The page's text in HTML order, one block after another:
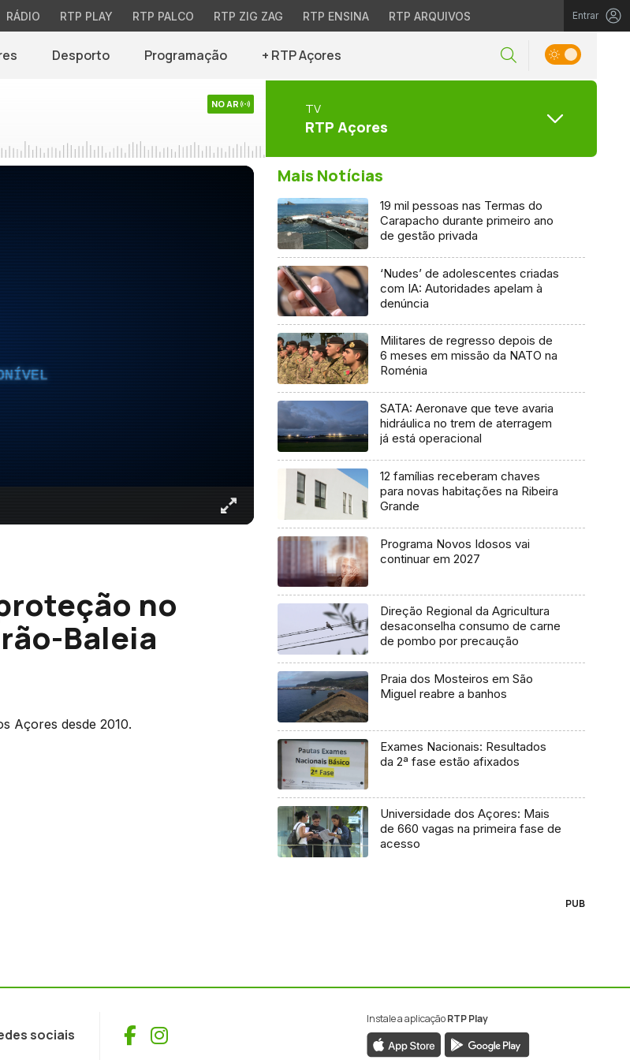
RÁDIO RTP PLAY RTP PALCO RTP ZIG ZAG RTP ENSINA RTP ARQUIVOS Entrar
Desporto Programação + RTP Açores
NO AR TV
RTP Açores
no
Baleia
Açores desde 2010.
Mais Notícias
19 mil pessoas nas Termas do
Carapacho durante primeiro ano
de gestão privada
‘Nudes’ de adolescentes criadas
com IA: Autoridades apelam à
denúncia
Militares de regresso depois de
6 meses em missão da NATO na
Roménia
SATA: Aeronave que teve avaria
hidráulica no trem de aterragem
já está operacional
12 famílias receberam chaves
para novas habitações na Ribeira
Grande
Programa Novos Idosos vai
continuar em 2027
Direção Regional da Agricultura
desaconselha consumo de carne
de pombo por precaução
Praia dos Mosteiros em São
Miguel reabre a banhos
Exames Nacionais: Resultados
da 2ª fase estão afixados
Universidade dos Açores: Mais
de 660 vagas na primeira fase de
acesso
PUB
sociais Facebook
Instagram
Instale a aplicaçãoRTP Play